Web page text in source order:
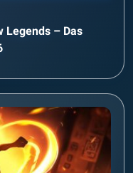
Legends – Das